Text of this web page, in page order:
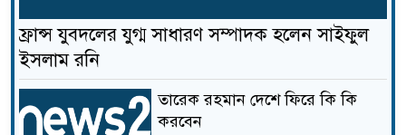
ওসমানীনগরে বাসি মিষ্টি বিক্রির
অভিযোগে বনফুলকে ৫০ হাজার
১৯
ওমানে নিখোঁজ কন্টেন্ট ক্রিয়েটরের
চারদিন পর মিলল গলিত লাশ
২০
ফ্রান্স যুবদলের যুগ্ম সাধারণ সম্পাদক হলেন সাইফুল
ইসলাম রনি
তারেক রহমান দেশে ফিরে কি কি
করবেন